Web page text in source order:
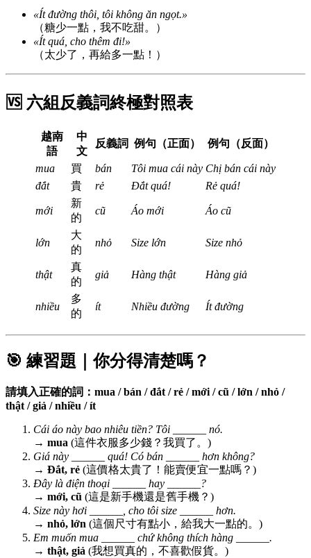
«Ít đường thôi, tôi không ăn ngọt.»
（糖少一點，我不吃甜。）
«Ít quá, cho thêm đi!»
（太少了，再給多一點！）
🆚 六組反義詞終極對照表
越南
語
中
文
反義詞 例句（正面） 例句（反面）
mua 買 bán Tôi mua cái này Chị bán cái này
đắt
貴 rẻ Đắt quá! Rẻ quá!
mới
新
的
cũ Áo mới Áo cũ
lớn
大
的
nhỏ Size lớn Size nhỏ
thật
真
的
giả Hàng thật Hàng giả
nhiều
多
的
ít Nhiều đường Ít đường
🎯 練習題｜你分得清楚嗎？
請填入正確的詞：mua / bán / đắt / rẻ / mới / cũ / lớn / nhỏ /
thật / giả / nhiều / ít
Cái áo này bao nhiêu tiền? Tôi ______ nó.
→ mua (這件衣服多少錢？我買了。)
Giá này
______ quá! Có bán ______ hơn không?
→ Đắt, rẻ (這價格太貴了！能賣便宜一點嗎？)
Đây là điện thoại ______ hay ______?
→ mới, cũ (這是新手機還是舊手機？)
Size này hơi ______, cho tôi size ______ hơn.
→ nhỏ, lớn (這個尺寸有點小，給我大一點的。)
Em muốn mua ______ chứ không thích hàng ______.
→ thật, giả (我想買真的，不喜歡假貨。)